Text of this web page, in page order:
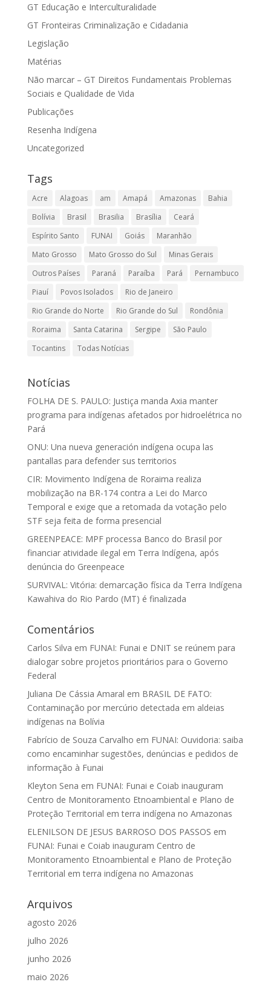
GT Educação e Interculturalidade
GT Fronteiras Criminalização e Cidadania
Legislação
Matérias
Não marcar – GT Direitos Fundamentais Problemas
Sociais e Qualidade de Vida
Publicações
Resenha Indígena
Uncategorized
Tags
Acre Alagoas am Amapá Amazonas
Bahia
Bolívia
Brasil Brasilia Brasília
Ceará
Espírito Santo
FUNAI Goiás
Maranhão
Mato Grosso
Mato Grosso do Sul
Minas Gerais
Outros Países
Paraná Paraíba Pará
Pernambuco
Piauí
Povos Isolados
Rio de Janeiro
Rio Grande do Norte
Rio Grande do Sul
Rondônia
Roraima
Santa Catarina Sergipe
São Paulo
Tocantins
Todas Notícias
Notícias
FOLHA DE S. PAULO: Justiça manda Axia manter
programa para indígenas afetados por hidroelétrica no
Pará
ONU: Una nueva generación indígena ocupa las
pantallas para defender sus territorios
CIR: Movimento Indígena de Roraima realiza
mobilização na BR-174 contra a Lei do Marco
Temporal e exige que a retomada da votação pelo
STF seja feita de forma presencial
GREENPEACE: MPF processa Banco do Brasil por
financiar atividade ilegal em Terra Indígena, após
denúncia do Greenpeace
SURVIVAL: Vitória: demarcação física da Terra Indígena
Kawahiva do Rio Pardo (MT) é finalizada
Comentários
Carlos Silva em FUNAI: Funai e DNIT se reúnem para
dialogar sobre projetos prioritários para o Governo
Federal
Juliana De Cássia Amaral em BRASIL DE FATO:
Contaminação por mercúrio detectada em aldeias
indígenas na Bolívia
Fabrício de Souza Carvalho em FUNAI: Ouvidoria: saiba
como encaminhar sugestões, denúncias e pedidos de
informação à Funai
Kleyton Sena em FUNAI: Funai e Coiab inauguram
Centro de Monitoramento Etnoambiental e Plano de
Proteção Territorial em terra indígena no Amazonas
ELENILSON DE JESUS BARROSO DOS PASSOS em
FUNAI: Funai e Coiab inauguram Centro de
Monitoramento Etnoambiental e Plano de Proteção
Territorial em terra indígena no Amazonas
Arquivos
agosto 2026
julho 2026
junho 2026
maio 2026